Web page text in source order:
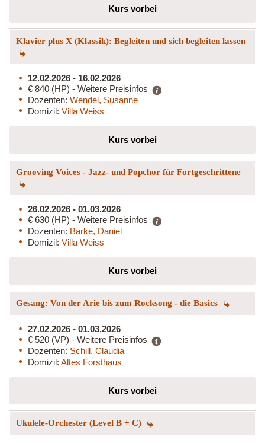
Kurs vorbei
Klavier plus X (Klassik): Begleiten und sich begleiten lassen
12.02.2026 - 16.02.2026
€ 840 (HP) - Weitere Preisinfos
Dozenten: Wendel, Susanne
Domizil: Villa Weiss
Kurs vorbei
Grooving Voices - Jazz- und Popchor für Fortgeschrittene
26.02.2026 - 01.03.2026
€ 630 (HP) - Weitere Preisinfos
Dozenten: Barke, Daniel
Domizil: Villa Weiss
Kurs vorbei
Gesang: Von der Arie bis zum Rocksong - die Basics
27.02.2026 - 01.03.2026
€ 520 (VP) - Weitere Preisinfos
Dozenten: Schill, Claudia
Domizil: Altes Forsthaus
Kurs vorbei
Ukulele-Orchester (Level B + C)